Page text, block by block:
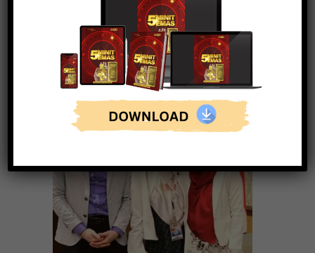
Menara Public Gold